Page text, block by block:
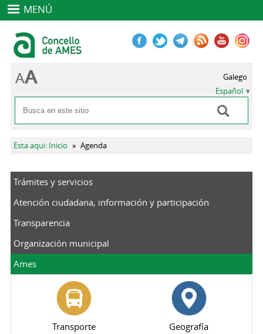
MENÚ
Formulario de búsqueda
Buscar
Galego
Español
Se encuentra usted aquí
Esta aqui: Inicio » Agenda
Trámites y servicios
Atención ciudadana, información y participación
Transparencia
Organización municipal
Ames
Transporte Geografía